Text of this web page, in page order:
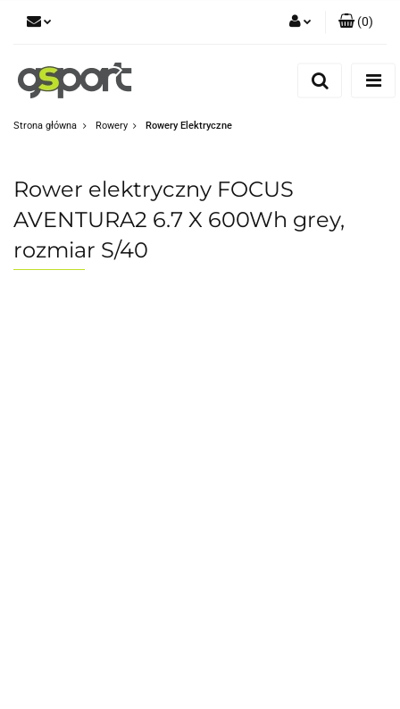
Dodaj zgłoszenie
(0)
Strona główna Rowery Rowery Elektryczne
Rower elektryczny FOCUS
AVENTURA2 6.7 X 600Wh grey,
rozmiar S/40